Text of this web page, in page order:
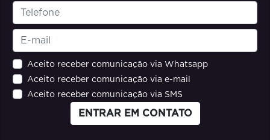
Aceito receber comunicação via Whatsapp
Aceito receber comunicação via e-mail
Aceito receber comunicação via SMS
ENTRAR EM CONTATO